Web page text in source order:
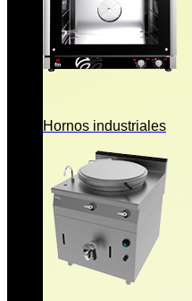
Hornos industriales